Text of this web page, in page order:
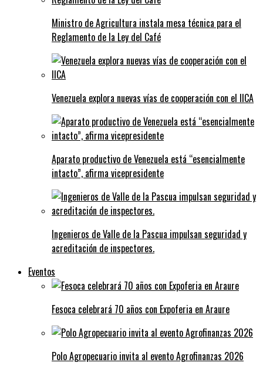
Ministro de Agricultura instala mesa técnica para el
Reglamento de la Ley del Café
Venezuela explora nuevas vías de cooperación con el IICA
Aparato productivo de Venezuela está “esencialmente
intacto”, afirma vicepresidente
Ingenieros de Valle de la Pascua impulsan seguridad y
acreditación de inspectores.
Eventos
Fesoca celebrará 70 años con Expoferia en Araure
Polo Agropecuario invita al evento Agrofinanzas 2026